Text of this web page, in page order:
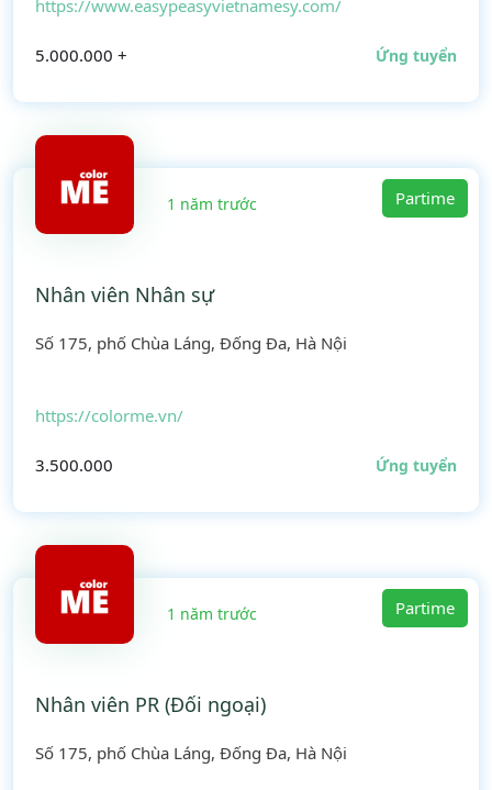
https://www.easypeasyvietnamesy.com/
5.000.000 + Ứng tuyển
1 năm trước Partime
Nhân viên Nhân sự
Số 175, phố Chùa Láng, Đống Đa, Hà Nội
https://colorme.vn/
3.500.000 Ứng tuyển
1 năm trước Partime
Nhân viên PR (Đối ngoại)
Số 175, phố Chùa Láng, Đống Đa, Hà Nội